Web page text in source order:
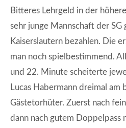
Bitteres Lehrgeld in der
sehr junge Mannschaft der SG
Kaiserslautern bezahlen. Die
man noch spielbestimmend.
und 22. Minute scheiterte
Lucas Habermann dreimal am
Gästetorhüter. Zuerst nach
dann nach gutem Doppelpass